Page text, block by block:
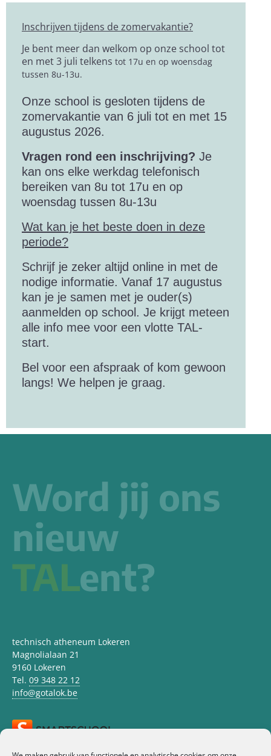
Inschrijven tijdens de zomervakantie?
Je bent meer dan welkom op onze school tot
en met 3 juli telkens tot 17u en op woensdag
tussen 8u-13u.
Onze school is gesloten tijdens de
zomervakantie van 6 juli tot en met 15
augustus 2026.
Vragen rond een inschrijving? Je
kan ons elke werkdag telefonisch
bereiken van 8u tot 17u en op
woensdag tussen 8u-13u
Wat kan je het beste doen in deze
periode?
Schrijf je zeker altijd online in met de
nodige informatie. Vanaf 17 augustus
kan je je samen met je ouder(s)
aanmelden op school. Je krijgt meteen
alle info mee voor een vlotte TAL-
start.
Bel voor een afspraak of kom gewoon
langs! We helpen je graag.
Word jij ons
nieuw
TALent?
technisch atheneum Lokeren
Magnolialaan 21
9160 Lokeren
Tel. 09 348 22 12
info@gotalok.be